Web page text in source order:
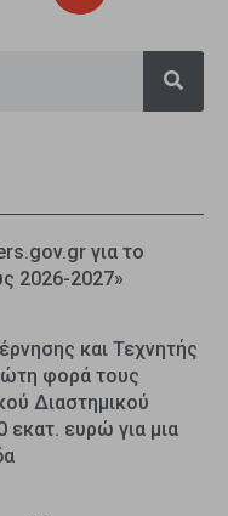
για το
2026-2027»
και Τεχνητής
φορά τους
Διαστημικού
εκατ. ευρώ για μια